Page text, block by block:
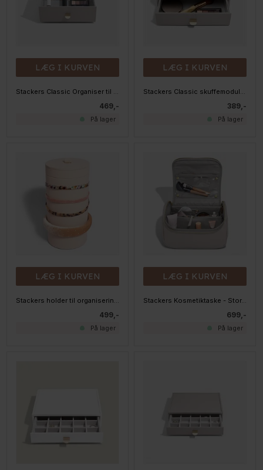
LÆG I KURVEN
Stackers Classic Organiser til neglelak - Taupe
469,-
På lager
LÆG I KURVEN
Stackers Classic skuffemodul til opbevaring - Taupe
389,-
På lager
LÆG I KURVEN
Stackers holder til organisering af hårtilbehør - Blush
499,-
På lager
LÆG I KURVEN
Stackers Kosmetiktaske - Stor, TAUPE
699,-
På lager